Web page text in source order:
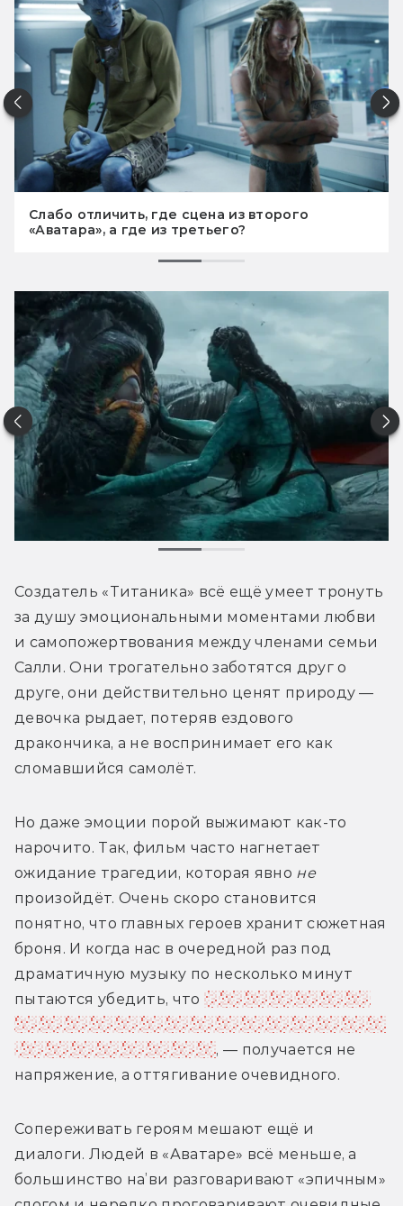
Слабо отличить, где сцена из второго
«Аватара», а где из третьего?
Создатель «Титаника» всё ещё умеет тронуть
за душу эмоциональными моментами любви
и самопожертвования между членами семьи
Салли. Они трогательно заботятся друг о
друге, они действительно ценят природу —
девочка рыдает, потеряв ездового
дракончика, а не воспринимает его как
сломавшийся самолёт.
Но даже эмоции порой выжимают как-то
нарочито. Так, фильм часто нагнетает
ожидание трагедии, которая явно
не
произойдёт. Очень скоро становится
понятно, что главных героев хранит сюжетная
броня. И когда нас в очередной раз под
драматичную музыку по несколько минут
пытаются убедить, что Салли вот-вот убьёт
кого-то из своих, что одного из героев казнят,
что Эйва не откликнется, — получается не
напряжение, а оттягивание очевидного.
Сопереживать героям мешают ещё и
диалоги. Людей в «Аватаре» всё меньше, а
большинство на’ви разговаривают «эпичным»